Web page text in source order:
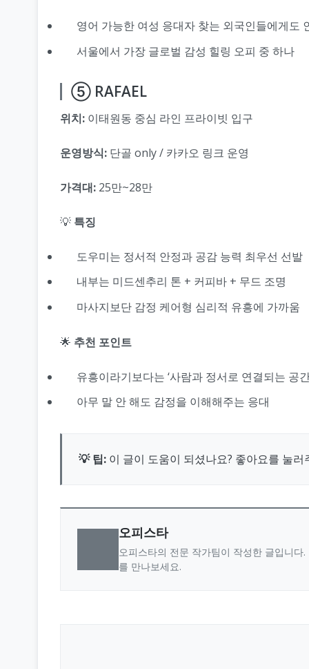
영어 가능한 여성 응대자 찾는 외국인들에게도
서울에서 가장 글로벌 감성 힐링 오피 중 하나
⑤ RAFAEL
위치: 이태원동 중심 라인 프라이빗 입구
운영방식: 단골 only / 카카오 링크 운영
가격대: 25만~28만
💡 특징
도우미는 정서적 안정과 공감 능력 최우선 선발
내부는 미드센추리 톤 + 커피바 + 무드 조명
마사지보단 감정 케어형 심리적 유흥에 가까움
🌟 추천 포인트
유흥이라기보다는 ‘사람과 정서로 연결되는 공
아무 말 안 해도 감정을 이해해주는 응대
💡 팁: 이 글이 도움이 되셨나요? 좋아요를 눌
오피스타
오피스타의 전문 작가팀이 작성한 글입니
를 만나보세요.